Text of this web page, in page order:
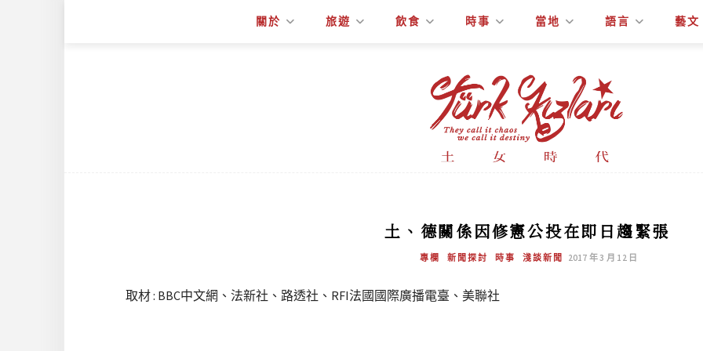
關於 旅遊 飲食 時事 當地 語言 藝文
土、德關係因修憲公投在即日趨緊張
專欄 新聞探討 時事 淺談新聞 2017 年 3 月 12 日
取材 : BBC中文網、法新社、路透社、RFI法國國際廣播電臺、美聯社